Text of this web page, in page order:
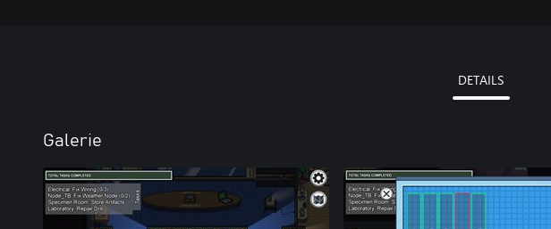
DETAILS
Galerie